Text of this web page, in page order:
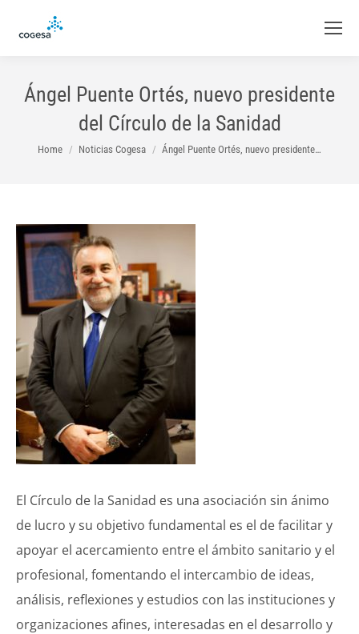
Ángel Puente Ortés, nuevo presidente
del Círculo de la Sanidad
You are here:
Home Noticias Cogesa Ángel Puente Ortés, nuevo presidente…
El Círculo de la Sanidad es una asociación sin ánimo
de lucro y su objetivo fundamental es el de facilitar y
apoyar el acercamiento entre el ámbito sanitario y el
profesional, fomentando el intercambio de ideas,
análisis, reflexiones y estudios con las instituciones y
organizaciones afines, interesadas en el desarrollo y